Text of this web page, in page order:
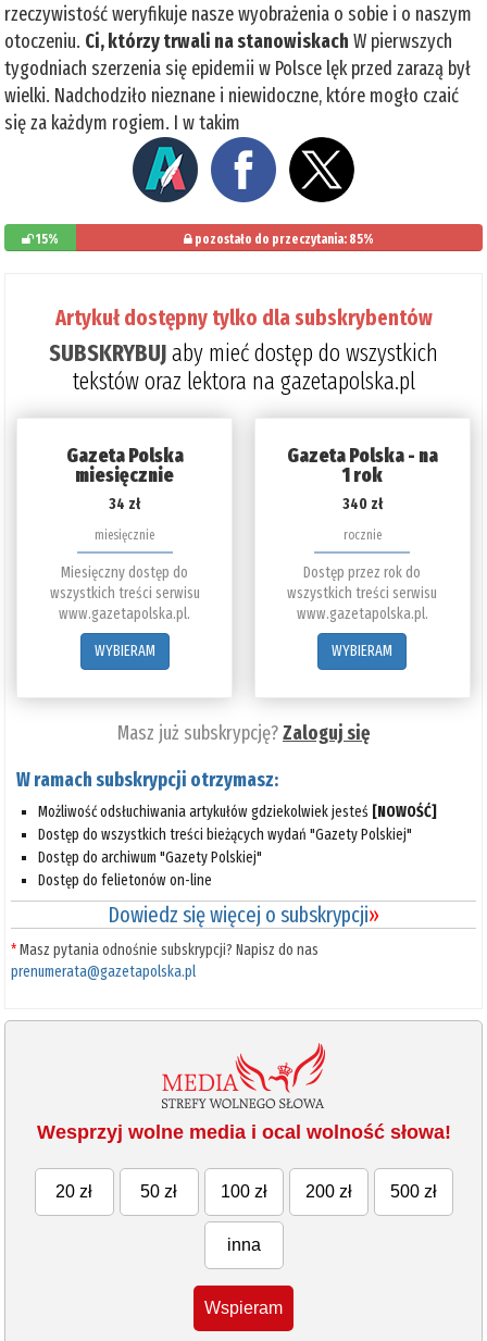
rzeczywistość weryfikuje nasze wyobrażenia o sobie i o naszym
otoczeniu. Ci, którzy trwali na stanowiskach W pierwszych
tygodniach szerzenia się epidemii w Polsce lęk przed zarazą był
wielki. Nadchodziło nieznane i niewidoczne, które mogło czaić
się za każdym rogiem. I w takim
15% pozostało do przeczytania: 85%
Artykuł dostępny tylko dla subskrybentów
SUBSKRYBUJaby mieć dostęp do wszystkich
tekstów oraz lektora na gazetapolska.pl
Gazeta Polska
miesięcznie
34 zł
miesięcznie
Miesięczny dostęp do
wszystkich treści serwisu
www.gazetapolska.pl.
WYBIERAM
Gazeta Polska - na
1 rok
340 zł
rocznie
Dostęp przez rok do
wszystkich treści serwisu
www.gazetapolska.pl.
WYBIERAM
Masz już subskrypcję?Zaloguj się
W ramach subskrypcji otrzymasz:
Możliwość odsłuchiwania artykułów gdziekolwiek jesteś [NOWOŚĆ]
Dostęp do wszystkich treści bieżących wydań "Gazety Polskiej"
Dostęp do archiwum "Gazety Polskiej"
Dostęp do felietonów on-line
Dowiedz się więcej o subskrypcji»
*Masz pytania odnośnie subskrypcji? Napisz do nas
prenumerata@gazetapolska.pl
Wesprzyj wolne media i ocal wolność słowa!
20 zł 50 zł 100 zł 200 zł 500 zł
inna
Wspieram